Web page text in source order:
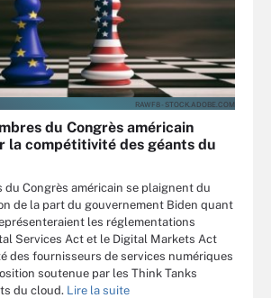
RAWF8 - STOCK.ADOBE.COM
du Congrès américain
la compétitivité des géants du
du Congrès américain se plaignent du
de la part du gouvernement Biden quant
les réglementations
Services Act et le Digital Markets Act
des fournisseurs de services numériques
soutenue par les Think Tanks
du cloud. Lire la suite